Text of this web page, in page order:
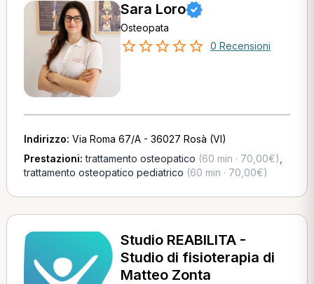
Sara Loro
Osteopata
0 Recensioni
Indirizzo: Via Roma 67/A - 36027 Rosà (VI)
Prestazioni:trattamento osteopatico (60 min · 70,00€)
trattamento osteopatico pediatrico (60 min · 70,00€)
Studio REABILITA -
Studio di fisioterapia di
Matteo Zonta